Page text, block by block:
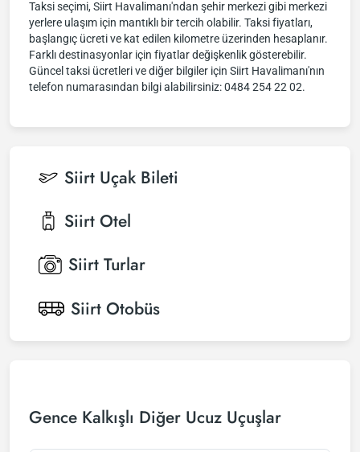
Taksi seçimi, Siirt Havalimanı'ndan şehir merkezi gibi merkezi
yerlere ulaşım için mantıklı bir tercih olabilir. Taksi fiyatları,
başlangıç ücreti ve kat edilen kilometre üzerinden hesaplanır.
Farklı destinasyonlar için fiyatlar değişkenlik gösterebilir.
Güncel taksi ücretleri ve diğer bilgiler için Siirt Havalimanı'nın
telefon numarasından bilgi alabilirsiniz: 0484 254 22 02.
Siirt Uçak Bileti
Siirt Otel
Siirt Turlar
Siirt Otobüs
Gence Kalkışlı Diğer Ucuz Uçuşlar